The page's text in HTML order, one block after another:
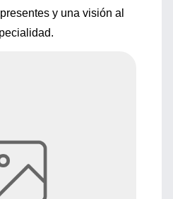
y una visión al